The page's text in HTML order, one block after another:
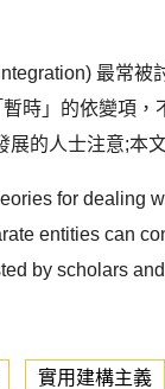
最常
時」的依變項
展的人士注意;本
for
entities can
by scholars
實用建構主義